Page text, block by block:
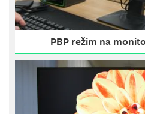
PBP režim na